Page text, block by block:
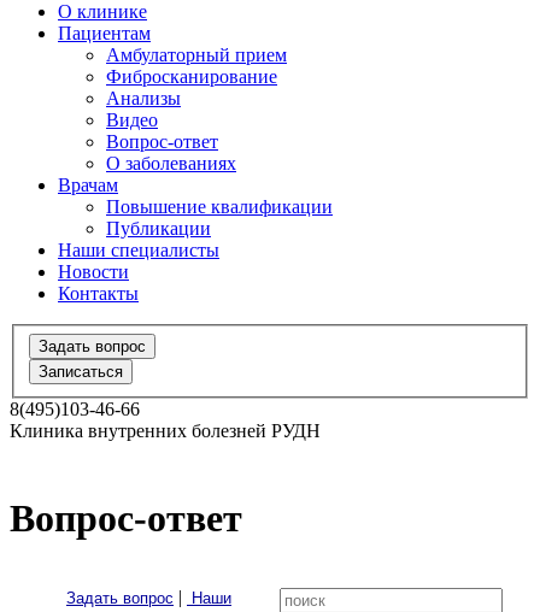
О клинике
Пациентам
Амбулаторный прием
Фибросканирование
Анализы
Видео
Вопрос-ответ
О заболеваниях
Врачам
Повышение квалификации
Публикации
Наши специалисты
Новости
Контакты
Задать вопрос
Записаться
8(495)103-46-66
Клиника внутренних болезней РУДН
Вопрос-ответ
Задать вопрос
Наши